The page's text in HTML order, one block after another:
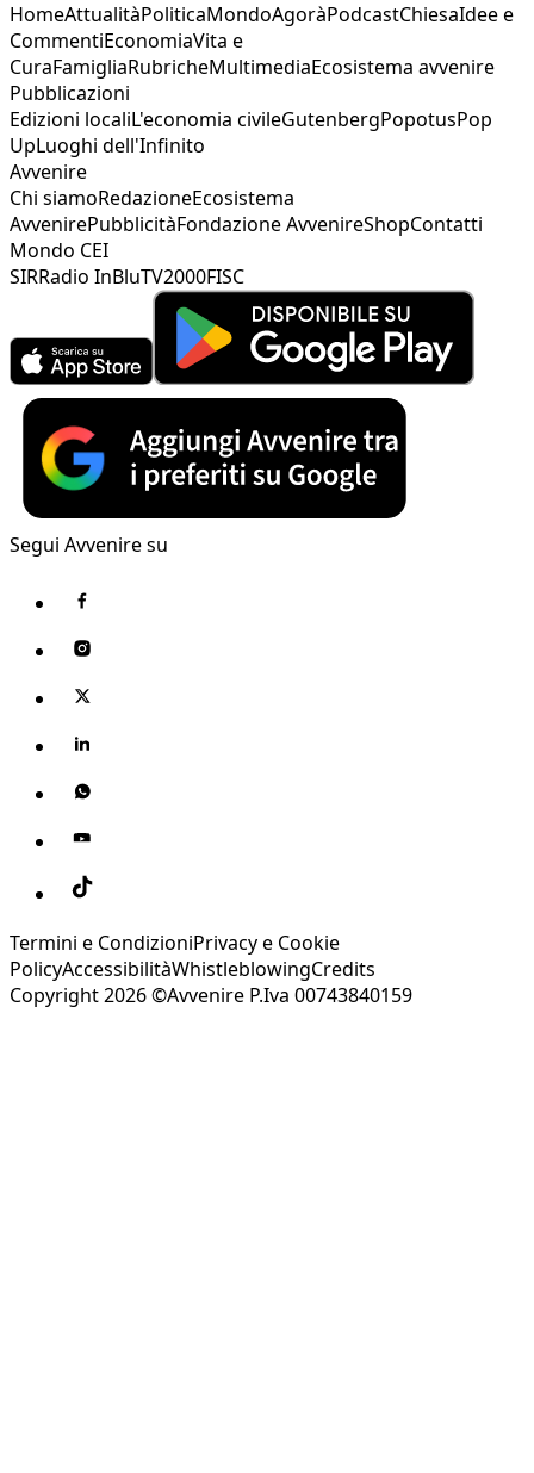
HomeAttualitàPoliticaMondoAgoràPodcastChiesaIdee e
CommentiEconomiaVita e
CuraFamigliaRubricheMultimediaEcosistema avvenire
Pubblicazioni
Edizioni localiL'economia civileGutenbergPopotusPop
UpLuoghi dell'Infinito
Avvenire
Chi siamoRedazioneEcosistema
AvvenirePubblicitàFondazione AvvenireShopContatti
Mondo CEI
SIRRadio InBluTV2000FISC
Segui Avvenire su
Termini e CondizioniPrivacy e Cookie
PolicyAccessibilitàWhistleblowingCredits
Copyright 2026 ©Avvenire P.Iva 00743840159